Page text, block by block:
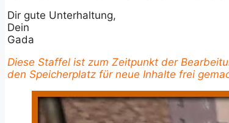
Dir gute Unterhaltung,
Dein
Gada
Diese Staffel ist zum Zeitpunkt der
den Speicherplatz für neue Inhalte frei